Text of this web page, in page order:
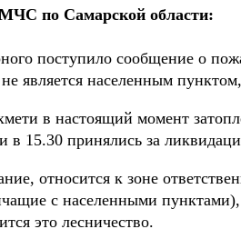
по Самарской области:
поступило сообщение о
является населенным
в настоящий момент
в 15.30 принялись за
относится к зоне
с населенными
это лесничество.